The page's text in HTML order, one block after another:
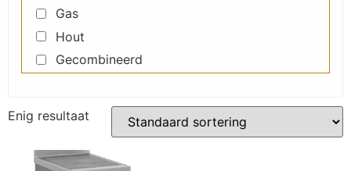
Gas
Hout
Gecombineerd
Enig resultaat